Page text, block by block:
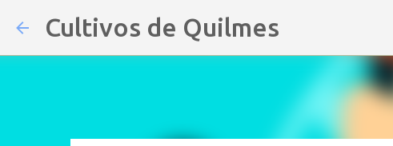
Cultivos de Quilmes